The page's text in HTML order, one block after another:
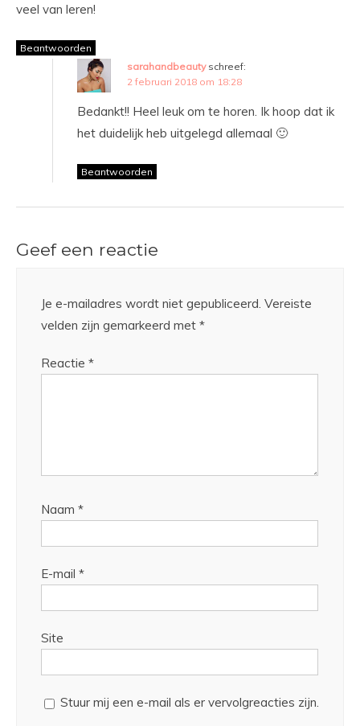
veel van leren!
Beantwoorden
sarahandbeauty schreef:
2 februari 2018 om 18:28
Bedankt!! Heel leuk om te horen. Ik hoop dat ik
het duidelijk heb uitgelegd allemaal 🙂
Beantwoorden
Geef een reactie
Je e-mailadres wordt niet gepubliceerd. Vereiste
velden zijn gemarkeerd met *
Reactie *
Naam *
E-mail *
Site
Stuur mij een e-mail als er vervolgreacties zijn.